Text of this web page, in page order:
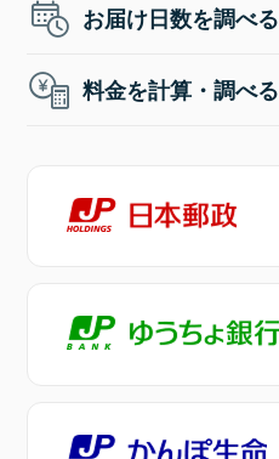
お届け日数を調べる
料金を計算・調べる